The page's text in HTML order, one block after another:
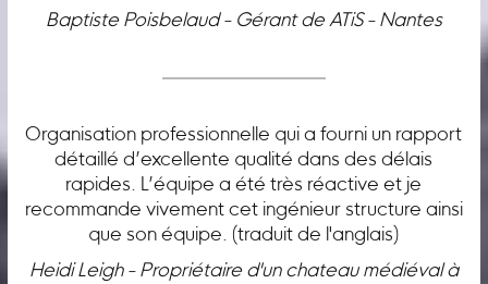
Baptiste Poisbelaud - Gérant de ATiS - Nantes
Organisation professionnelle qui a fourni un rapport
détaillé d’excellente qualité dans des délais
rapides. L’équipe a été très réactive et je
recommande vivement cet ingénieur structure ainsi
que son équipe. (traduit de l'anglais)
Heidi Leigh - Propriétaire d'un chateau médiéval à